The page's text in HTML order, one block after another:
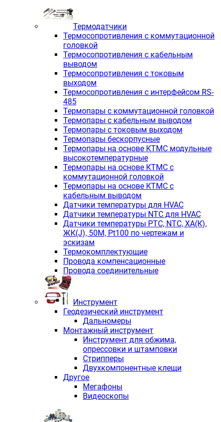
Термодатчики
Термосопротивления с коммутационной
головкой
Термосопротивления с кабельным
выводом
Термосопротивления с токовым
выходом
Термосопротивления с интерфейсом RS-
485
Термопары с коммутационной головкой
Термопары с кабельным выводом
Термопары с токовым выходом
Термопары бескорпусные
Термопары на основе КТМС модульные
высокотемпературные
Термопары на основе КТМС с
коммутационной головкой
Термопары на основе КТМС с
кабельным выводом
Датчики температуры для HVAC
Датчики температуры NTC для HVAC
Датчики температуры PTС, NTC, ХА(К),
ЖК(J), 50М, Pt100 по чертежам и
эскизам
Термокомплектующие
Провода компенсационные
Провода соединительные
Инструмент
Геодезический инструмент
Дальномеры
Монтажный инструмент
Инструмент для обжима,
опрессовки и штамповки
Стрипперы
Двухкомпонентные клещи
Другое
Мегафоны
Видеоскопы